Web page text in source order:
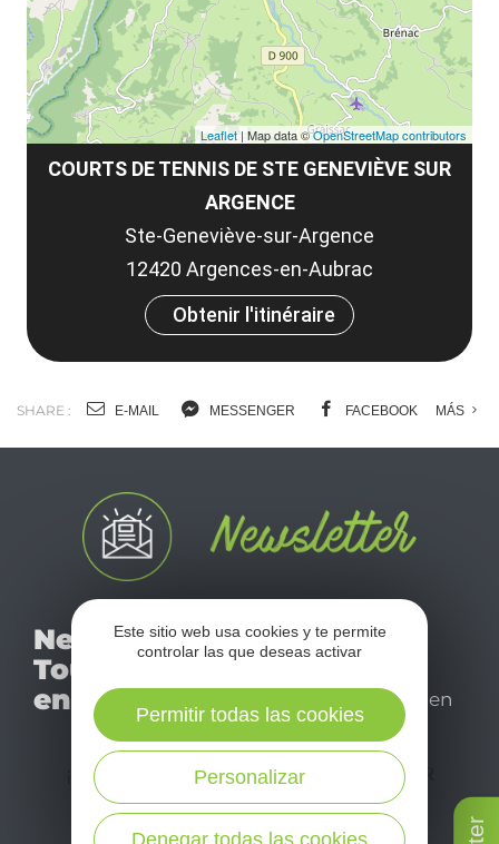
COURTS DE TENNIS DE STE GENEVIÈVE SUR
ARGENCE
Ste-Geneviève-sur-Argence
12420 Argences-en-Aubrac
Obtenir l'itinéraire
Leaflet | Map data ©OpenStreetMap contributors
SHARE : E-MAIL MESSENGER FACEBOOK MÁS
Newsletter
Tourismo
en Aveyron
mensual newsletter y
disfrutar de su estancia en
el Aveyron.
¡SUSCRÍBASE A NUESTRO NEWSLETTER
Este sitio web usa cookies y te permite
controlar las que deseas activar
Denegar todas las cookies
Personalizar
Permitir todas las cookies